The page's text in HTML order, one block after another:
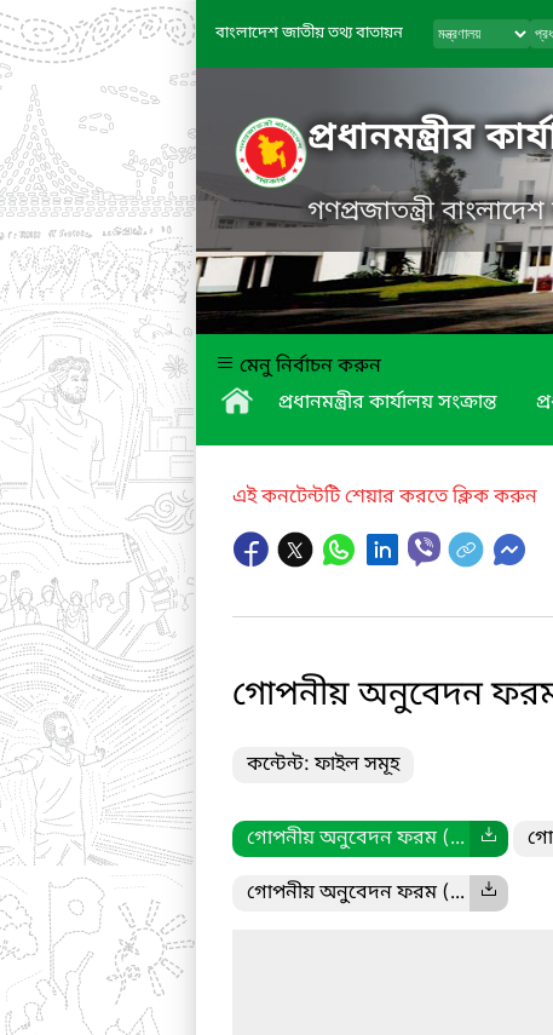
বাংলাদেশ জাতীয় তথ্য বাতায়ন
প্রধানমন্ত্রীর
গণপ্রজাতন্ত্রী
মেনু নির্বাচন করুন
প্রধানমন্ত্রীর কার্যালয় সংক্রান্ত
এই কনটেন্টটি শেয়ার করতে ক্লিক করুন
গোপনীয় অনুবেদন
কন্টেন্ট: ফাইল সমূহ
গোপনীয় অনুবেদন ফরম (...
গোপনীয় অনুবেদন ফরম (...